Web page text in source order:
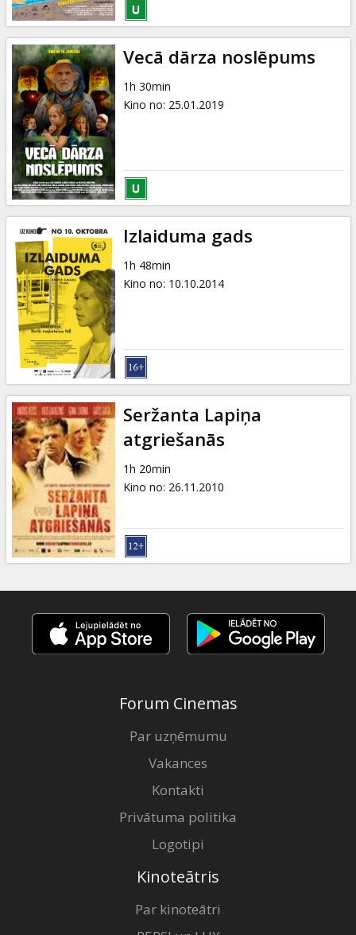
Vecā dārza noslēpums
1h 30min
Kino no: 25.01.2019
Izlaiduma gads
1h 48min
Kino no: 10.10.2014
Seržanta Lapiņa
atgriešanās
1h 20min
Kino no: 26.11.2010
Forum Cinemas
Par uzņēmumu
Vakances
Kontakti
Privātuma politika
Logotipi
Kinoteātris
Par kinoteātri